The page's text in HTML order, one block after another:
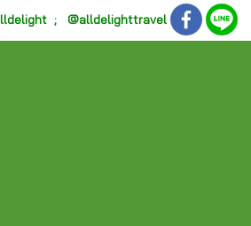
; @alldelighttravel